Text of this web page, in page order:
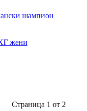
шампион
жени
Страница 1 от 2